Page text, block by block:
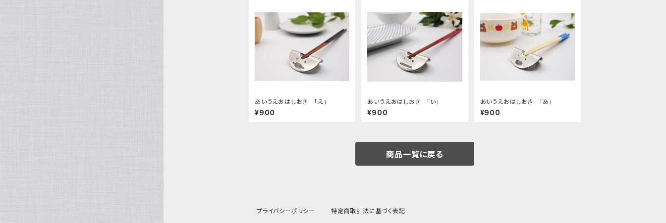
あいうえおはしおき 「え」
¥900
あいうえおはしおき 「い」
¥900
あいうえおはしおき 「あ」
¥900
商品一覧に戻る
プライバシーポリシー 特定商取引法に基づく表記